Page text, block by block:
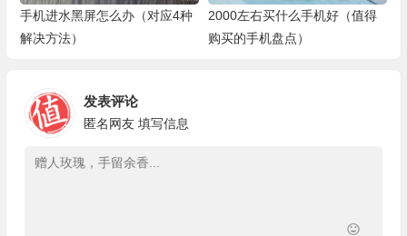
手机进水黑屏怎么办（对应4种
解决方法）
2000左右买什么手机好（值得
购买的手机盘点）
发表评论
匿名网友 填写信息